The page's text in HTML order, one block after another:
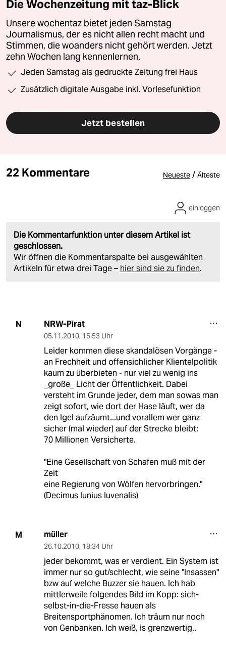
Die Wochenzeitung mit taz-Blick
Unsere wochentaz bietet jeden Samstag
Journalismus, der es nicht allen recht macht und
Stimmen, die woanders nicht gehört werden. Jetzt
zehn Wochen lang kennenlernen.
Jeden Samstag als gedruckte Zeitung frei Haus
Zusätzlich digitale Ausgabe inkl. Vorlesefunktion
Jetzt bestellen
22 Kommentare Neueste / Älteste
Die Kommentarfunktion unter diesem Artikel ist
geschlossen.
Wir öffnen die Kommentarspalte bei ausgewählten
Artikeln für etwa drei Tage – hier sind sie zu finden.
einloggen
N NRW-Pirat
05.11.2010, 15:53 Uhr
Leider kommen diese skandalösen Vorgänge -
an Frechheit und offensichlicher Klientelpolitik
kaum zu überbieten - nur viel zu wenig ins
_große_ Licht der Öffentlichkeit. Dabei
versteht im Grunde jeder, dem man sowas man
zeigt sofort, wie dort der Hase läuft, wer da
den Igel aufzäumt...und vorallem wer ganz
sicher (mal wieder) auf der Strecke bleibt:
70 Millionen Versicherte.
"Eine Gesellschaft von Schafen muß mit der
Zeit
eine Regierung von Wölfen hervorbringen."
(Decimus Iunius Iuvenalis)
M müller
26.10.2010, 18:34 Uhr
jeder bekommt, was er verdient. Ein System ist
immer nur so gut/schlecht, wie seine "Insassen"
bzw auf welche Buzzer sie hauen. Ich hab
mittlerweile folgendes Bild im Kopp: sich-
selbst-in-die-Fresse hauen als
Breitensportphänomen. Ich träum nur noch
von Genbanken. Ich weiß, is grenzwertig..